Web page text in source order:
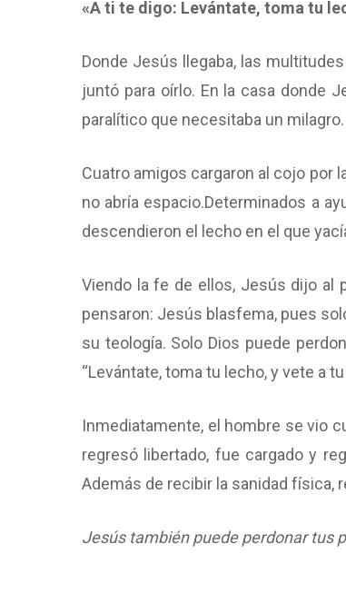
«A ti te digo: Levántate, toma tu
Donde Jesús llegaba, las
juntó para oírlo. En la casa donde
paralítico que necesitaba un milagro.
Cuatro amigos cargaron al cojo por
no abría espacio.Determinados a
descendieron el lecho en el que
Viendo la fe de ellos, Jesús dijo al
pensaron: Jesús blasfema, pues
su teología. Solo Dios puede
“Levántate, toma tu lecho, y vete a tu
Inmediatamente, el hombre se vio
regresó libertado, fue cargado y
Además de recibir la sanidad física,
Jesús también puede perdonar tus